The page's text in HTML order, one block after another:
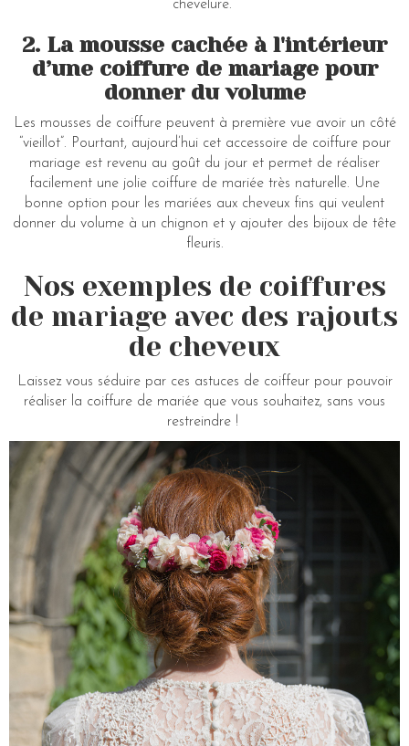
chevelure.
2. La mousse cachée à l'intérieur
d’une coiffure de mariage pour
donner du volume
Les mousses de coiffure peuvent à première vue avoir un côté
“vieillot”. Pourtant, aujourd’hui cet accessoire de coiffure pour
mariage est revenu au goût du jour et permet de réaliser
facilement une jolie coiffure de mariée très naturelle. Une
bonne option pour les mariées aux cheveux fins qui veulent
donner du volume à un chignon et y ajouter des bijoux de tête
fleuris.
Nos exemples de coiffures
de mariage avec des rajouts
de cheveux
Laissez vous séduire par ces astuces de coiffeur pour pouvoir
réaliser la coiffure de mariée que vous souhaitez, sans vous
restreindre !